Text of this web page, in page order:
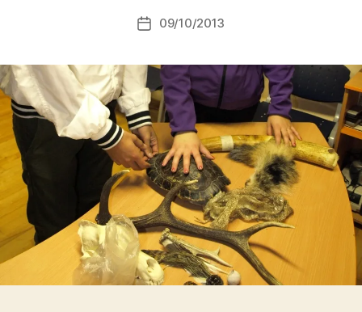
Autor
příspěvku
a
s
o
Datum
09/10/2013